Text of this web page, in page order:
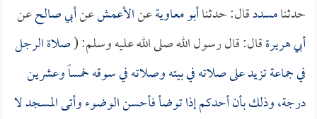
حدثنامسددقال: حدثناأبو معاويةعنالأعمشعنأبي صالحعن
أبي هريرةقال: قال رسول الله صلى الله عليه وسلم: (صلاة الرجل
في جماعة تزيد على صلاته في بيته وصلاته في سوقه خمساً وعشرين
درجة، وذلك بأن أحدكم إذا توضأ فأحسن الوضوء وأتى المسجد لا